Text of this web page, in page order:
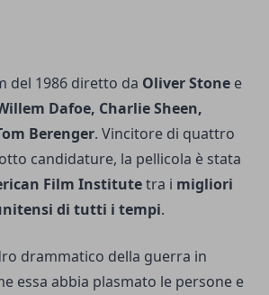
del 1986 diretto da Oliver Stone e
Dafoe, Charlie Sheen,
Berenger. Vincitore di quattro
candidature, la pellicola è stata
Film Institutetra i migliori
di tutti i tempi.
drammatico della guerra in
essa abbia plasmato le persone e